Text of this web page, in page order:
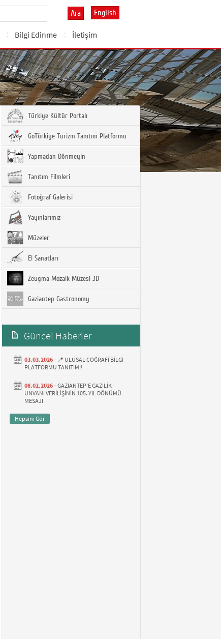
Ara English
Bilgi Edinme İletişim
Türkiye Kültür Portalı
GoTürkiye Turizm Tanıtım Platformu
Yapmadan Dönmeyin
Tanıtım Filmleri
Fotoğraf Galerisi
Yayınlarımız
Müzeler
El Sanatları
Zeugma Mozaik Müzesi 3D
Gaziantep Gastronomy
Güncel Haberler
03.03.2026 - 📍 ULUSAL COĞRAFİ BİLGİ
PLATFORMU TANITIMI!
08.02.2026 -GAZİANTEP’E GAZİLİK
UNVANI VERİLİŞİNİN 105. YIL DÖNÜMÜ
MESAJI
Hepsini Gör